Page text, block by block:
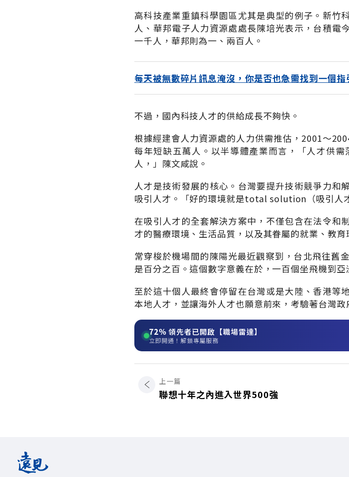
高科技產業重鎮科學園區尤其是典型的例子。新竹
人、華邦電子人力資源處處長陳培光表示，台積電
一千人，華邦則為一、兩百人。
每天被無數碎片訊息淹沒，你是否也急需找到一個指
不過，國內科技人才的供給成長不夠快。
根據經建會人力資源處的人力供需推估，2001～
每年短缺五萬人。以半導體產業而言，「人才供
人，」陳文咸說。
人才是技術發展的核心。台灣要提升技術競爭力和
吸引人才。「好的環境就是total solution（吸引人
在吸引人才的全套解決方案中，不僅包含在法令和
才的醫療環境、生活品質，以及其眷屬的就業、教育
常穿梭於機場間的陳陽光最近觀察到，台北飛往舊
是百分之百。這個數字意義在於，一百個坐飛機到亞
至於這十個人最終會停留在台灣或是大陸、香港等
本地人才，並讓海外人才也願意前來，考驗著台灣政
72% 領先者已開啟【職場雷達】
立即開通！解鎖專屬服務
上一篇
聯想十年之內進入世界500強